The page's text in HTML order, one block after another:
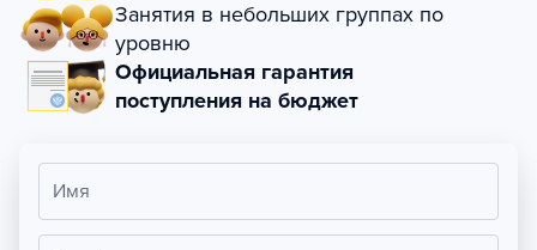
Занятия в небольших группах по
уровню
Официальная гарантия
поступления на бюджет
Имя